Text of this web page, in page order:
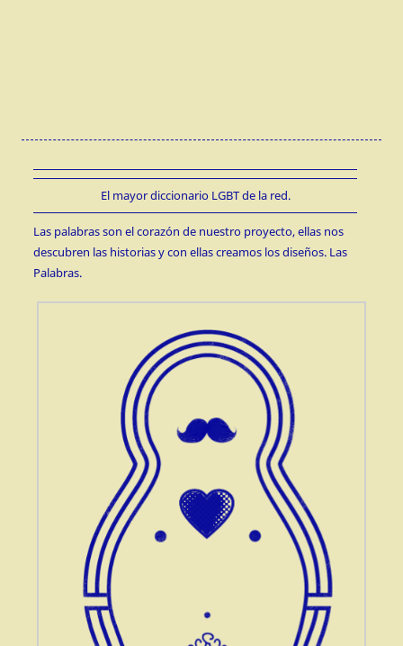
El mayor diccionario LGBT de la red.
Las palabras son el corazón de nuestro proyecto, ellas nos
descubren las historias y con ellas creamos los diseños. Las
Palabras.